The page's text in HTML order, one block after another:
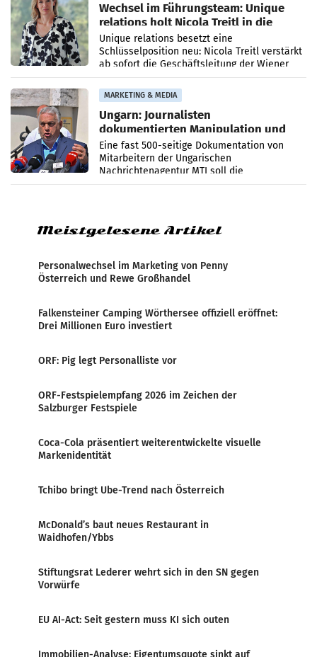
Wechsel im Führungsteam: Unique
relations holt Nicola Treitl in die
Geschäftsleitung
Unique relations besetzt eine
Schlüsselposition neu: Nicola Treitl verstärkt
ab sofort die Geschäftsleitung der Wiener
PR-Agentur an der Seite von Josef Kalina und
Anna Kalina-Mahr.
MARKETING & MEDIA
Ungarn: Journalisten
dokumentierten Manipulation und
Zensur
Eine fast 500-seitige Dokumentation von
Mitarbeitern der Ungarischen
Nachrichtenagentur MTI soll die
systematische Nachrichten-Manipulation und
Meistgelesene Artikel
Personalwechsel im Marketing von Penny
Österreich und Rewe Großhandel
Falkensteiner Camping Wörthersee offiziell eröffnet:
Drei Millionen Euro investiert
ORF: Pig legt Personalliste vor
ORF-Festspielempfang 2026 im Zeichen der
Salzburger Festspiele
Coca-Cola präsentiert weiterentwickelte visuelle
Markenidentität
Tchibo bringt Ube-Trend nach Österreich
McDonald’s baut neues Restaurant in
Waidhofen/Ybbs
Stiftungsrat Lederer wehrt sich in den SN gegen
Vorwürfe
EU AI-Act: Seit gestern muss KI sich outen
Immobilien-Analyse: Eigentumsquote sinkt auf